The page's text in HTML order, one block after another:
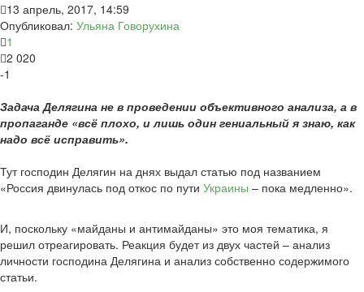
13 апрель, 2017, 14:59
Опубликовал: Ульяна Говорухина
1
2 020
-1
Задача Делягина не в проведении объективного анализа, а в
пропаганде «всё плохо, и лишь один гениальный я знаю, как
надо всё исправить».
Тут господин Делягин на днях выдал статью под названием
«Россия двинулась под откос по пути Украины – пока медленно».
И, поскольку «майданы и антимайданы» это моя тематика, я
решил отреагировать. Реакция будет из двух частей – анализ
личности господина Делягина и анализ собственно содержимого
статьи.